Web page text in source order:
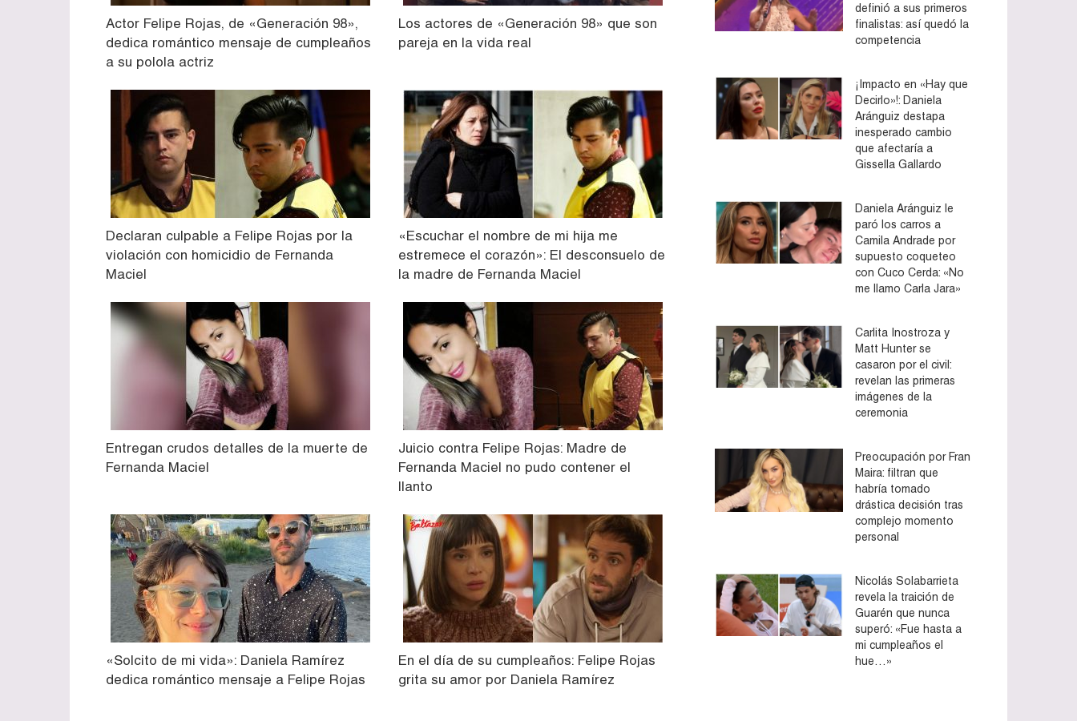
Actor Felipe Rojas, de «Generación 98»,
dedica romántico mensaje de cumpleaños
a su polola actriz
Los actores de «Generación 98» que son
pareja en la vida real
Declaran culpable a Felipe Rojas por la
violación con homicidio de Fernanda
Maciel
«Escuchar el nombre de mi hija me
estremece el corazón»: El desconsuelo de
la madre de Fernanda Maciel
Entregan crudos detalles de la muerte de
Fernanda Maciel
Juicio contra Felipe Rojas: Madre de
Fernanda Maciel no pudo contener el
llanto
«Solcito de mi vida»: Daniela Ramírez
dedica romántico mensaje a Felipe Rojas
En el día de su cumpleaños: Felipe Rojas
grita su amor por Daniela Ramírez
definió a sus primeros
finalistas: así quedó la
competencia
¡Impacto en «Hay que
Decirlo»!: Daniela
Aránguiz destapa
inesperado cambio
que afectaría a
Gissella Gallardo
Daniela Aránguiz le
paró los carros a
Camila Andrade por
supuesto coqueteo
con Cuco Cerda: «No
me llamo Carla Jara»
Carlita Inostroza y
Matt Hunter se
casaron por el civil:
revelan las primeras
imágenes de la
ceremonia
Preocupación por Fran
Maira: filtran que
habría tomado
drástica decisión tras
complejo momento
personal
Nicolás Solabarrieta
revela la traición de
Guarén que nunca
superó: «Fue hasta a
mi cumpleaños el
hue…»